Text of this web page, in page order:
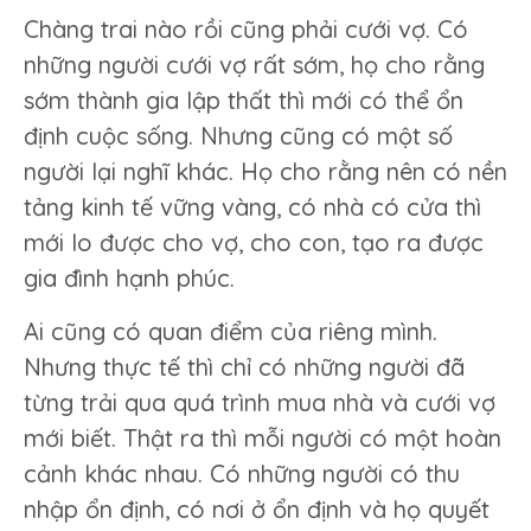
nên
làm
trước?
Chàng trai nào rồi cũng phải cưới vợ. Có
những người cưới vợ rất sớm, họ cho rằng
sớm thành gia lập thất thì mới có thể ổn
định cuộc sống. Nhưng cũng có một số
người lại nghĩ khác. Họ cho rằng nên có nền
tảng kinh tế vững vàng, có nhà có cửa thì
mới lo được cho vợ, cho con, tạo ra được
gia đình hạnh phúc.
Ai cũng có quan điểm của riêng mình.
Nhưng thực tế thì chỉ có những người đã
từng trải qua quá trình mua nhà và cưới vợ
mới biết. Thật ra thì mỗi người có một hoàn
cảnh khác nhau. Có những người có thu
nhập ổn định, có nơi ở ổn định và họ quyết